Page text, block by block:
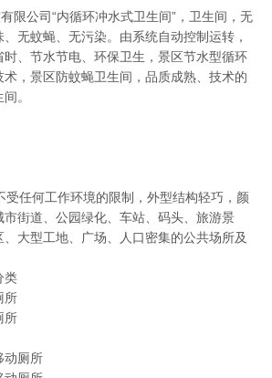
限公司“内循环冲水式卫生间”，卫生间，无
无蚊蝇、无污染。由系统自动控制运转，
、节水节电、环保卫生，景区节水型循环
，景区防蚊蝇卫生间，品质成熟、技术的
。
任何工作环境的限制，外型结构轻巧，颜
街道、公园绿化、车站、码头、旅游景
大型工地、广场、人口密集的公共场所及
类
所
所
厕所